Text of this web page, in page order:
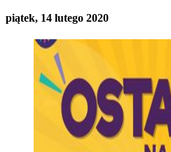
piątek, 14 lutego 2020